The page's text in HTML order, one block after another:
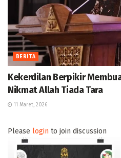
BERITA
Kekerdilan Berpikir
Nikmat Allah Tiada Tara
11 Maret, 2026
Please login to join discussion